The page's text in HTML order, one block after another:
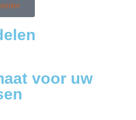
voor uw